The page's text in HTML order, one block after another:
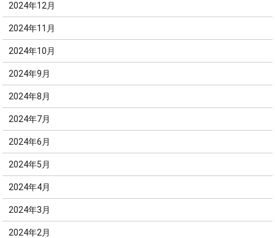
2024年12月
2024年11月
2024年10月
2024年9月
2024年8月
2024年7月
2024年6月
2024年5月
2024年4月
2024年3月
2024年2月